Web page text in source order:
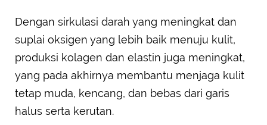
Dengan sirkulasi darah yang meningkat dan
suplai oksigen yang lebih baik menuju kulit,
produksi kolagen dan elastin juga meningkat,
yang pada akhirnya membantu menjaga kulit
tetap muda, kencang, dan bebas dari garis
halus serta kerutan.